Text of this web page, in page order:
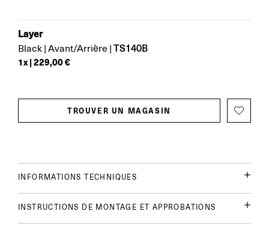
Layer
Black | Avant/Arrière | TS140B
1x | 229,00 €
TROUVER UN MAGASIN
INFORMATIONS TECHNIQUES
INSTRUCTIONS DE MONTAGE ET APPROBATIONS